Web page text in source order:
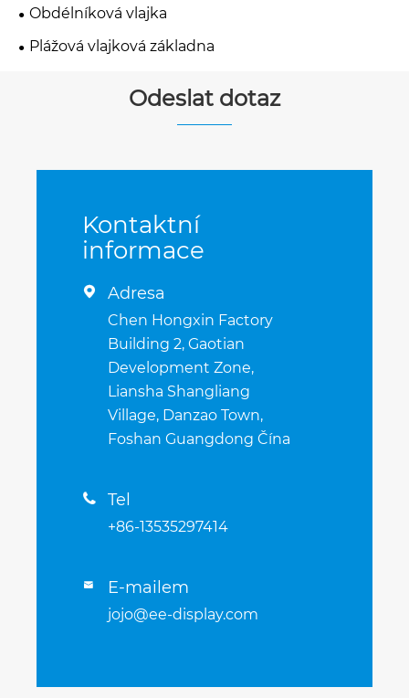
Obdélníková vlajka
Plážová vlajková základna
Odeslat dotaz
Kontaktní
informace
 Adresa
Chen Hongxin Factory
Building 2, Gaotian
Development Zone,
Liansha Shangliang
Village, Danzao Town,
Foshan Guangdong Čína
 Tel
+86-13535297414
 E-mailem
jojo@ee-display.com